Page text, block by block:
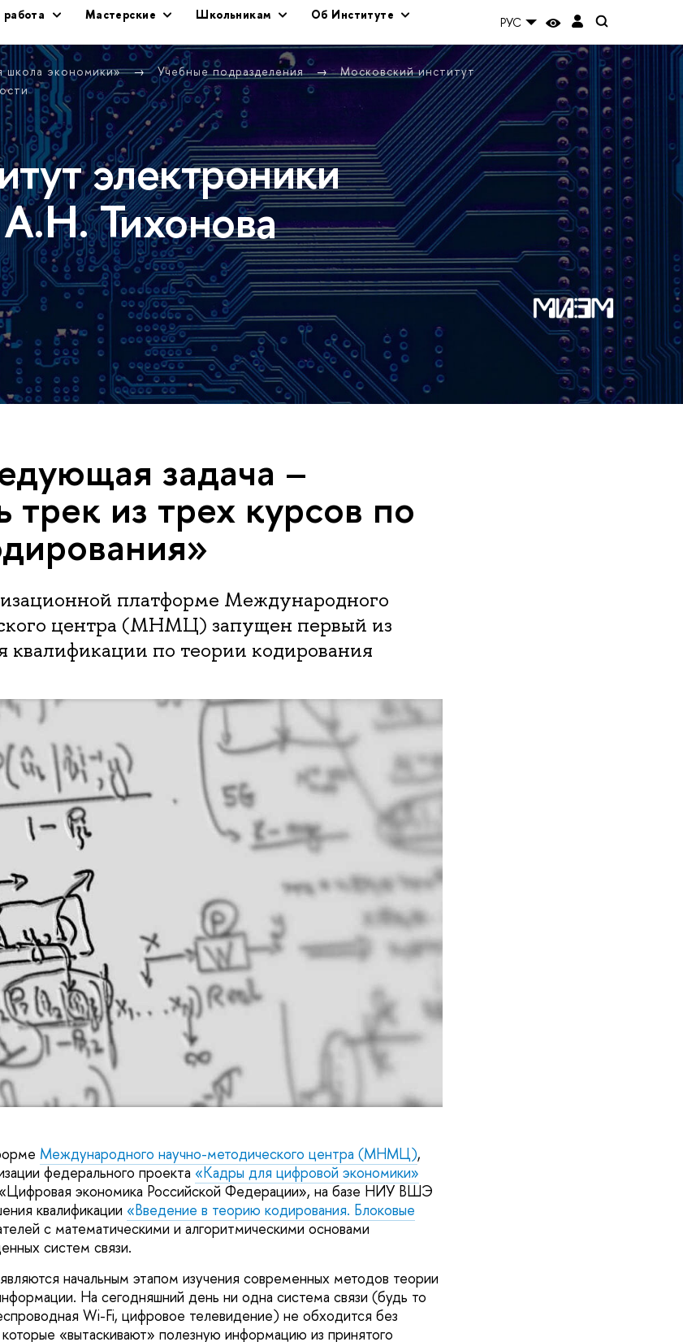
Мастерские Школьникам
Об Институте
РУС
школа экономики» Учебные подразделения
Московский институт
электроники
Тихонова
задача –
трек из трех курсов по
платформе Международного
центра (МНМЦ) запущен первый из
квалификации по теории кодирования
Международного научно-методического центра (МНМЦ),
федерального проекта «Кадры для цифровой экономики»
экономика Российской Федерации», на базе НИУ ВШЭ
квалификации «Введение в теорию кодирования. Блоковые
с математическими и алгоритмическими основами
систем связи.
начальным этапом изучения современных методов теории
На сегодняшний день ни одна система связи (будь то
Wi-Fi, цифровое телевидение) не обходится без
«вытаскивают» полезную информацию из принятого